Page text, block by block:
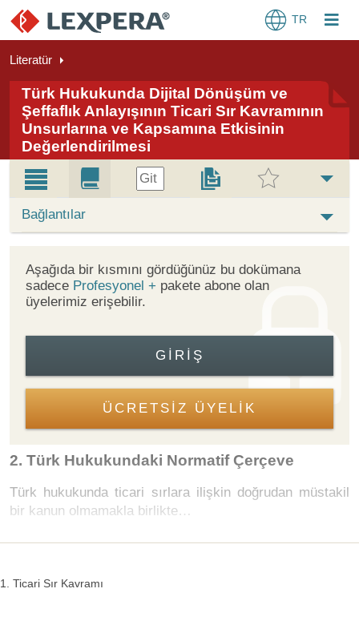
TR
Literatür
Türk Hukukunda Dijital Dönüşüm ve
Şeffaflık Anlayışının Ticari Sır Kavramının
Unsurlarına ve Kapsamına Etkisinin
Değerlendirilmesi
Git
Bağlantılar
Aşağıda bir kısmını gördüğünüz bu dokümana
sadece Profesyonel + pakete abone olan
üyelerimiz erişebilir.
GIRIŞ
ÜCRETSİZ ÜYELİK
2. Türk Hukukundaki Normatif Çerçeve
Türk hukukunda ticari sırlara ilişkin doğrudan müstakil
bir kanun olmamakla birlikte…
1. Ticari Sır Kavramı